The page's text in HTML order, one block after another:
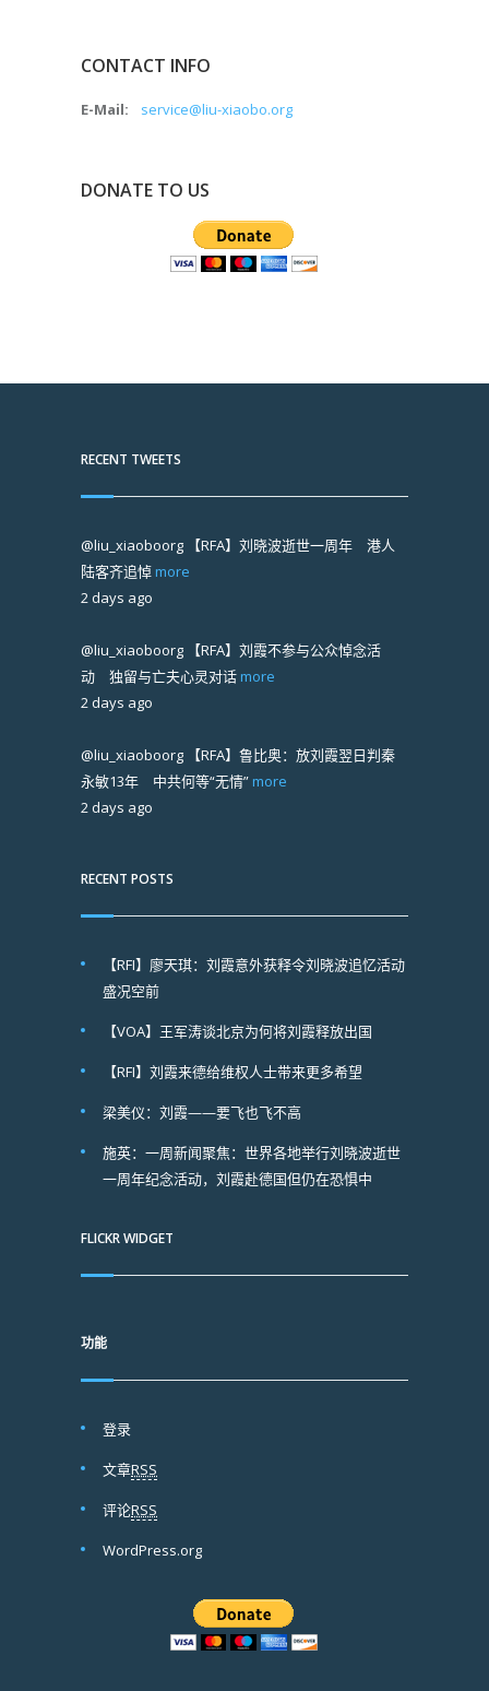
CONTACT INFO
E-Mail: service@liu-xiaobo.org
DONATE TO US
RECENT TWEETS
@liu_xiaoboorg 【RFA】刘晓波逝世一周年 港人
陆客齐追悼 more
2 days ago
@liu_xiaoboorg 【RFA】刘霞不参与公众悼念活
动 独留与亡夫心灵对话 more
2 days ago
@liu_xiaoboorg 【RFA】鲁比奥：放刘霞翌日判秦
永敏13年 中共何等“无情” more
2 days ago
RECENT POSTS
【RFI】廖天琪：刘霞意外获释令刘晓波追忆活动
盛况空前
【VOA】王军涛谈北京为何将刘霞释放出国
【RFI】刘霞来德给维权人士带来更多希望
梁美仪：刘霞——要飞也飞不高
施英：一周新闻聚焦：世界各地举行刘晓波逝世
一周年纪念活动，刘霞赴德国但仍在恐惧中
FLICKR WIDGET
功能
登录
文章RSS
评论RSS
WordPress.org